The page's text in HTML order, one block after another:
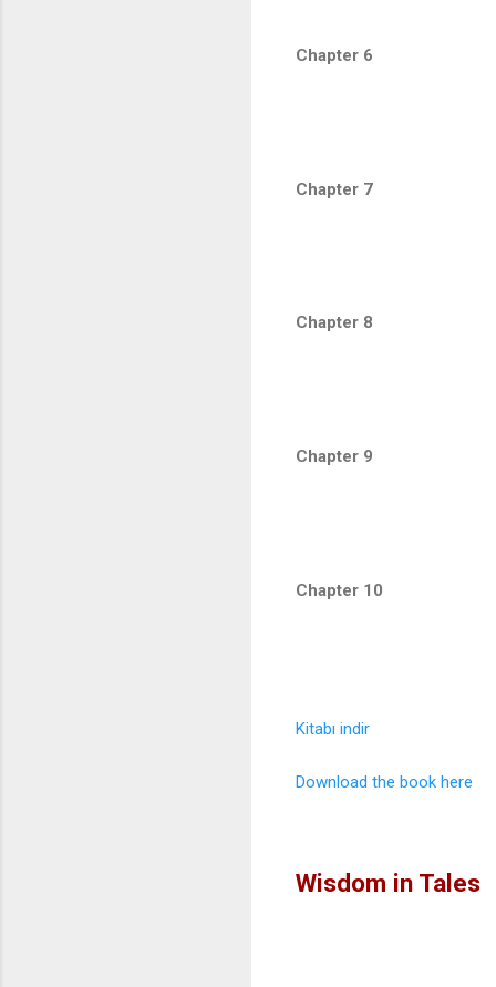
Chapter 6
Chapter 7
Chapter 8
Chapter 9
Chapter 10
Kitabı indir
Download the book here
Wisdom in Tales